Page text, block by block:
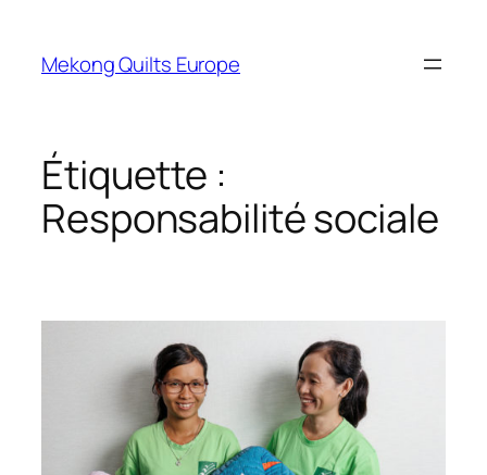
contenu
Mekong Quilts Europe
Étiquette :
Responsabilité sociale